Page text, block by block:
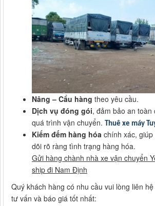
Nâng – Cẩu hàng theo yêu cầu.
Dịch vụ đóng gói, đảm bảo an toàn
quá trình vận chuyển. Thuê xe máy
Kiểm đếm hàng hóa chính xác,
dõi rõ ràng tình trạng hàng hóa.
Gửi hàng chành nhà xe vận chuyển
ship đi Nam Định
Quý khách hàng có nhu cầu vui lòng liên
tư vấn và báo giá tốt nhất: